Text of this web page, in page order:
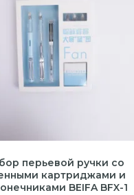
перьевой ручки со
картриджами и
BEIFA BFX-1